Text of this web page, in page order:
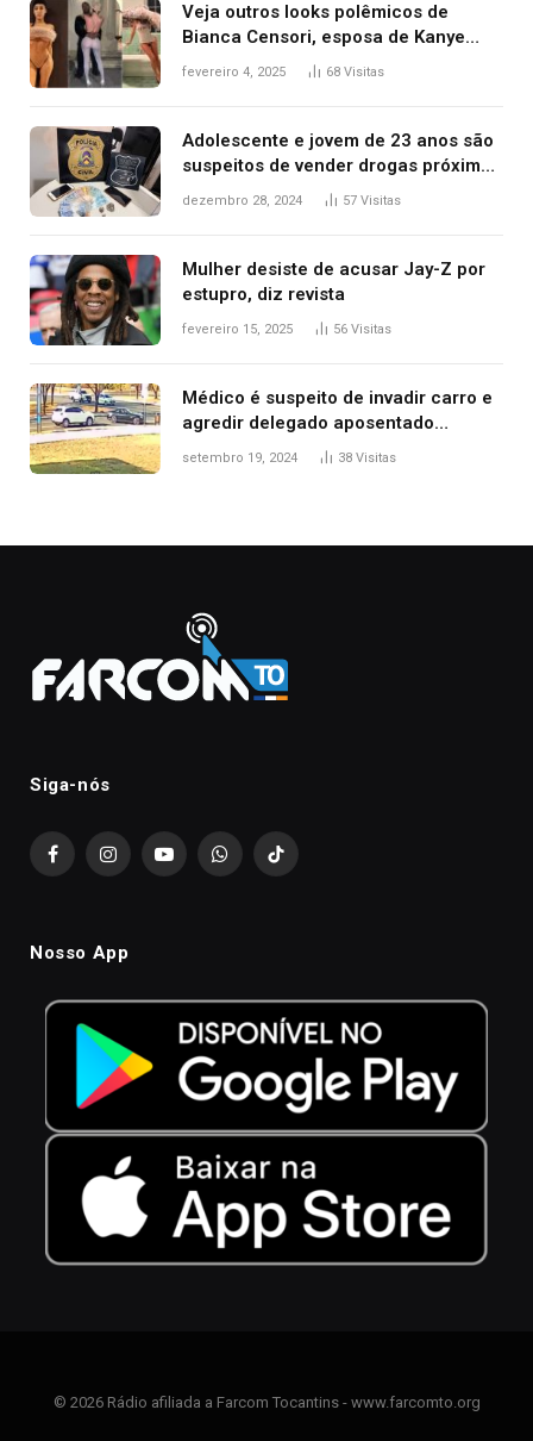
Veja outros looks polêmicos de
Bianca Censori, esposa de Kanye
West que apareceu nua no Grammy
fevereiro 4, 2025 68 Visitas
Adolescente e jovem de 23 anos são
suspeitos de vender drogas próximo
de delegacia e escola, diz polícia
dezembro 28, 2024 57 Visitas
Mulher desiste de acusar Jay-Z por
estupro, diz revista
fevereiro 15, 2025 56 Visitas
Médico é suspeito de invadir carro e
agredir delegado aposentado
durante confusão no trânsito
setembro 19, 2024 38 Visitas
Siga-nós
FacebookInstagramYouTubeWhatsAppTikTok
Nosso App
© 2026 Rádio afiliada a Farcom Tocantins - www.farcomto.org